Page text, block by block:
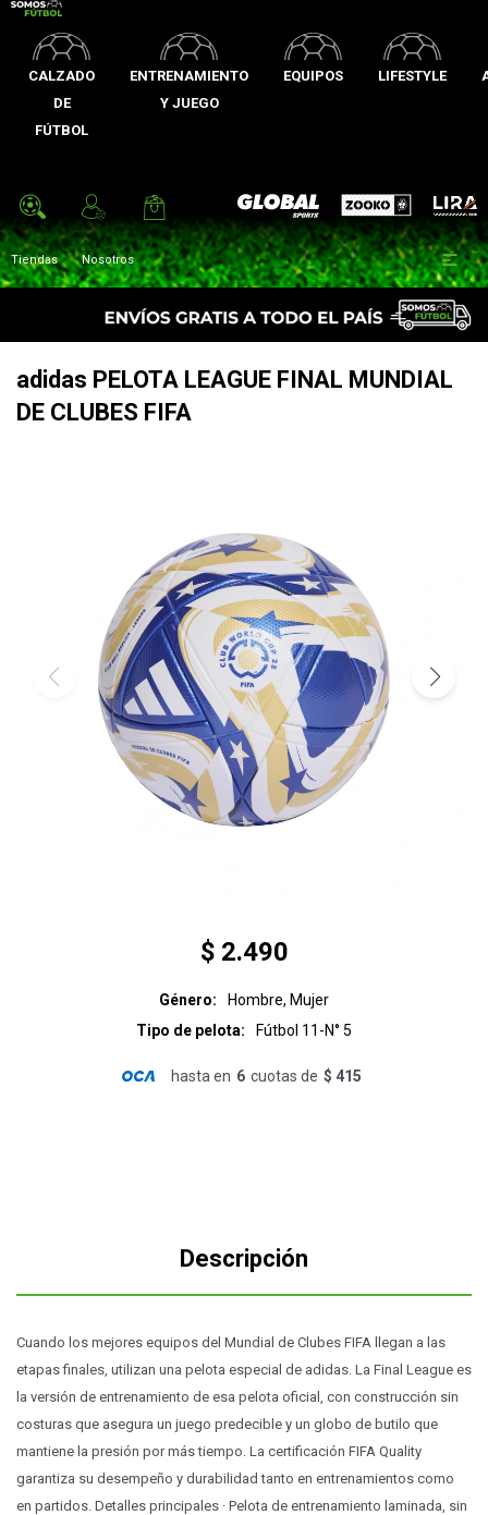
CALZADO
DE
FÚTBOL
ENTRENAMIENTO
Y JUEGO
EQUIPOS LIFESTYLE
Global Sports Zooko Lira
Tiendas Nosotros 
adidas PELOTA LEAGUE FINAL MUNDIAL
DE CLUBES FIFA
$ 2.490
Género
Hombre, Mujer
Tipo de pelota
Fútbol 11-N° 5
hasta en 6 cuotas de $ 415
Descripción
Cuando los mejores equipos del Mundial de Clubes FIFA llegan a las
etapas finales, utilizan una pelota especial de adidas. La Final League es
la versión de entrenamiento de esa pelota oficial, con construcción sin
costuras que asegura un juego predecible y un globo de butilo que
mantiene la presión por más tiempo. La certificación FIFA Quality
garantiza su desempeño y durabilidad tanto en entrenamientos como
en partidos. Detalles principales · Pelota de entrenamiento laminada, sin